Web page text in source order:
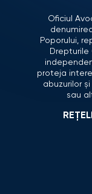
Oficiul
Poporului,
proteja
abuzurilor
sau